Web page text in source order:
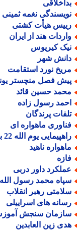
نغمه ثمینی
هیأت کشتی
هند از ایران
کیریوس
شهر
نورد استقامت
فصل منچستر یونایتد
حسین قائد
رسول زاده
پرندگان
ماهواره ای
یوم الله 22 بهمن
ناهید
داور دربی
محمد رسول الله
رهبر انقلاب
های اسراییلی
سنجش آموزش
زین العابدین